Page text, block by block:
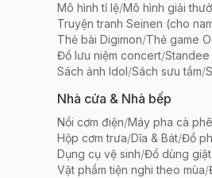
Mô hình tỉ lệ/Mô hình giải
Truyện tranh Seinen (cho
Thẻ bài Digimon/Thẻ game
Đồ lưu niệm concert/Standee
Sách ảnh Idol/Sách sưu tầm/
Nhà cửa & Nhà bếp
Nồi cơm điện/Máy pha cà phê
Hộp cơm trưa/Dĩa & Bát/Đồ
Dụng cụ vệ sinh/Đồ dùng
Vật phẩm tiện nghi theo mùa/